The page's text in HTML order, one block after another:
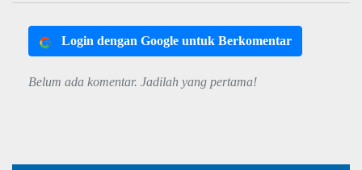
Login dengan Google untuk Berkomentar
Belum ada komentar. Jadilah yang pertama!